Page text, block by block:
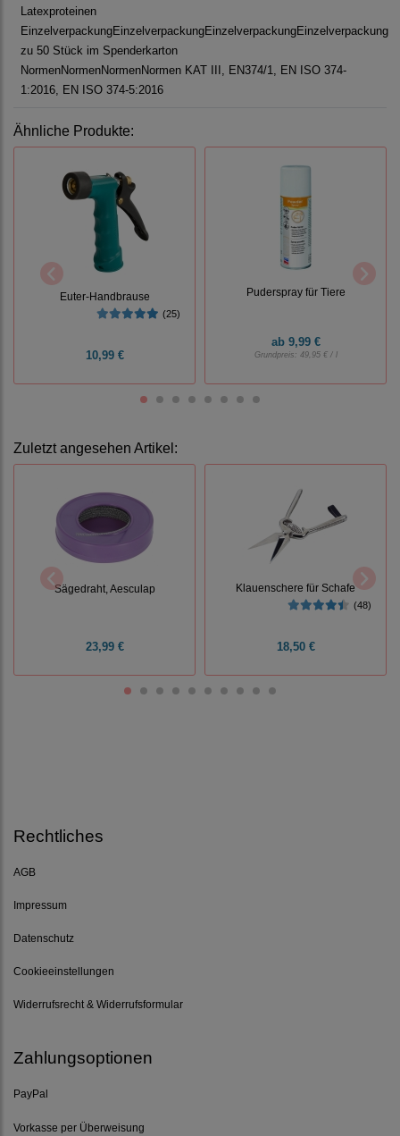
Latexproteinen
EinzelverpackungEinzelverpackungEinzelverpackungEinzelverpackung
zu 50 Stück im Spenderkarton
NormenNormenNormenNormen KAT III, EN374/1, EN ISO 374-
1:2016, EN ISO 374-5:2016
Ähnliche Produkte:
Euter-Handbrause
(25)
10,99 €
Puderspray für Tiere
ab9,99 €
Grundpreis: 49,95 € / l
Zuletzt angesehen Artikel:
Sägedraht, Aesculap
23,99 €
Klauenschere für Schafe
(48)
18,50 €
Rechtliches
AGB
Impressum
Datenschutz
Cookieeinstellungen
Widerrufsrecht & Widerrufsformular
Zahlungsoptionen
PayPal
Vorkasse per Überweisung